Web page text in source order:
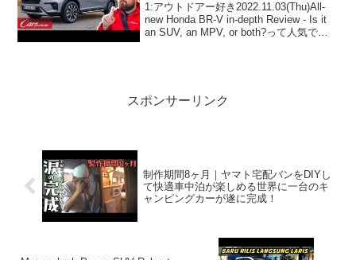
1:アウトドアー好き2022.11.03(Thu)All-
new Honda BR-V in-depth Review - Is it
an SUV, an MPV, or both?って人気で話
スポンサーリンク
制作期間8ヶ月｜ヤマト宅配バンをDIYし
て快適車中泊が楽しめる世界に一台のキ
ャンピングカーが遂に完成！